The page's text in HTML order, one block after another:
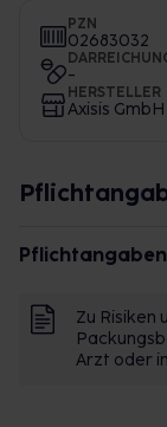
PZN
02683032
-
HERSTELLER
Axisis GmbH
Pflichtangaben
Zu Risiken
Arzt oder